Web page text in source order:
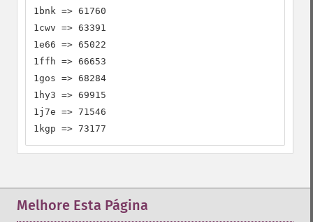
1bnk => 61760
1cwv => 63391
1e66 => 65022
1ffh => 66653
1gos => 68284
1hy3 => 69915
1j7e => 71546
1kgp => 73177
Melhore Esta Página